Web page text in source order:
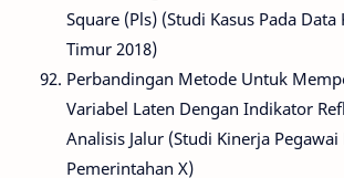
Square (Pls) (Studi Kasus Pada Data
Timur 2018)
Perbandingan Metode Untuk
Variabel Laten Dengan Indikator
Analisis Jalur (Studi Kinerja
Pemerintahan X)